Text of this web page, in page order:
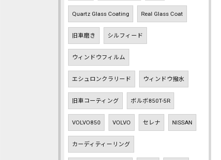
Quartz Glass Coating Real Glass Coat
旧車磨き シルフィード
ウィンドウフィルム
エシュロンクラリード ウィンドウ撥水
旧車コーティング ボルボ850T-5R
VOLVO850 VOLVO セレナ NISSAN
カーディティーリング